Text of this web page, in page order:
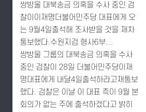
쌍방울 대북송금 의혹을 수사 중인 검
찰이이재명더불어민주당 대표에게 오
는 9월4일출석해 조사받을 것을 재차
통보했다.수원지검 형사6부...
쌍방울 그룹의 대북송금 의혹을 수사
중인 검찰이 28일 더불어민주당이재
명대표에게 내달4일출석하라고재통보
했다. 검찰은 이날 이 대표 측이 9월 본
회의가 없는 주에 출석하겠다고 밝히